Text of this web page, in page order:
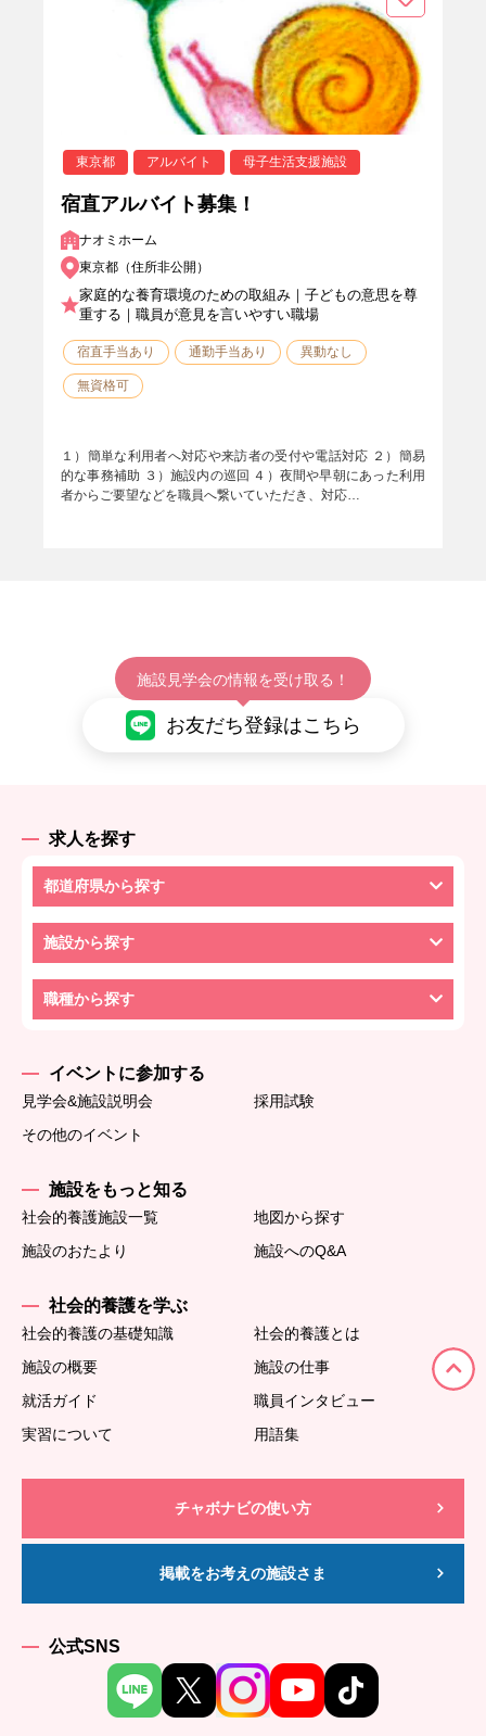
東京都 アルバイト 母子生活支援施設
宿直アルバイト募集！
ナオミホーム
東京都（住所非公開）
家庭的な養育環境のための取組み｜子どもの意思を尊
重する｜職員が意見を言いやすい職場
宿直手当あり 通勤手当あり 異動なし
無資格可
１）簡単な利用者へ対応や来訪者の受付や電話対応 ２）簡易
的な事務補助 ３）施設内の巡回 ４）夜間や早朝にあった利用
者からご要望などを職員へ繋いていただき、対応…
施設見学会の情報を受け取る！
お友だち登録はこちら
求人を探す
都道府県から探す
施設から探す
職種から探す
イベントに参加する
見学会&施設説明会
採用試験
その他のイベント
施設をもっと知る
社会的養護施設一覧
地図から探す
施設のおたより
施設へのQ&A
社会的養護を学ぶ
社会的養護の基礎知識
社会的養護とは
施設の概要
施設の仕事
就活ガイド
職員インタビュー
実習について
用語集
チャボナビの使い方
掲載をお考えの施設さま
公式SNS